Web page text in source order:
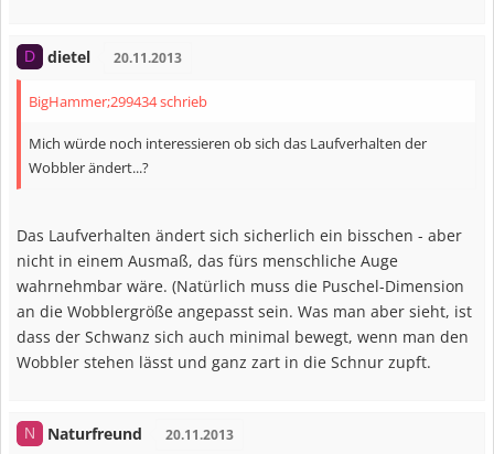
D dietel 20.11.2013
BigHammer;299434 schrieb
Mich würde noch interessieren ob sich das Laufverhalten der
Wobbler ändert...?
Das Laufverhalten ändert sich sicherlich ein bisschen - aber
nicht in einem Ausmaß, das fürs menschliche Auge
wahrnehmbar wäre. (Natürlich muss die Puschel-Dimension
an die Wobblergröße angepasst sein. Was man aber sieht, ist
dass der Schwanz sich auch minimal bewegt, wenn man den
Wobbler stehen lässt und ganz zart in die Schnur zupft.
N Naturfreund 20.11.2013